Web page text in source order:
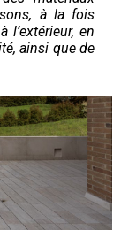
à la fois
l’extérieur, en
ainsi que de